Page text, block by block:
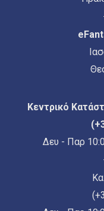
Κεντρικό
Δευ - Παρ